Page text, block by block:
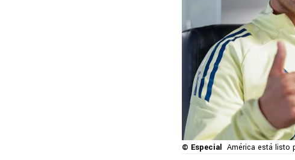
© Especial América está listo